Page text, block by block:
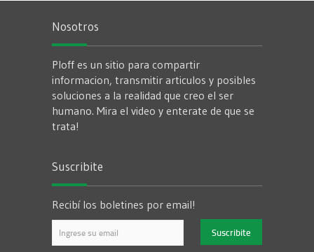
Nosotros
Ploff es un sitio para compartir
informacion, transmitir articulos y posibles
soluciones a la realidad que creo el ser
humano. Mira el video y enterate de que se
trata!
Suscribite
Recibí los boletines por email!